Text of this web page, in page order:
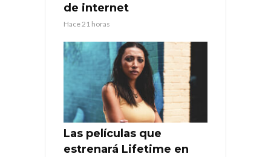
de internet
Hace 21 horas
Las películas que
estrenará Lifetime en